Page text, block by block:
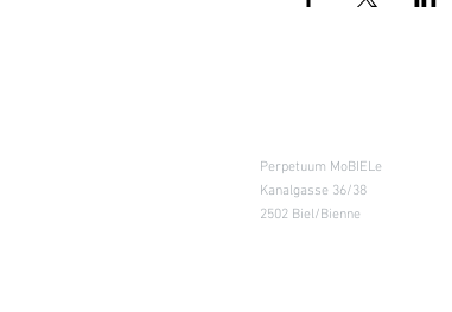
Perpetuum MoBIELe
Kanalgasse 36/38
2502 Biel/Bienne